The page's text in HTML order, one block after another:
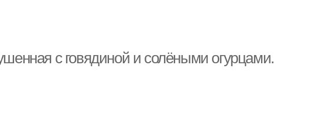
с говядиной и солёными огурцами.